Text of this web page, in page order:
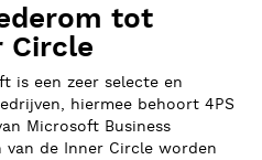
tot
Circle
is een zeer selecte en
hiermee behoort 4PS
Microsoft Business
de Inner Circle worden